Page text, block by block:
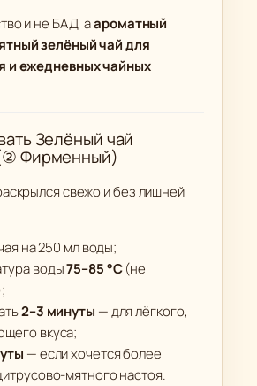
и не БАД, аароматный
зелёный чай для
и ежедневных чайных
Зелёный чай
Фирменный)
свежо и без лишней
на 250 мл воды;
воды75–85 °C(не
2–3 минуты — для лёгкого,
вкуса;
— если хочется более
мятного настоя.